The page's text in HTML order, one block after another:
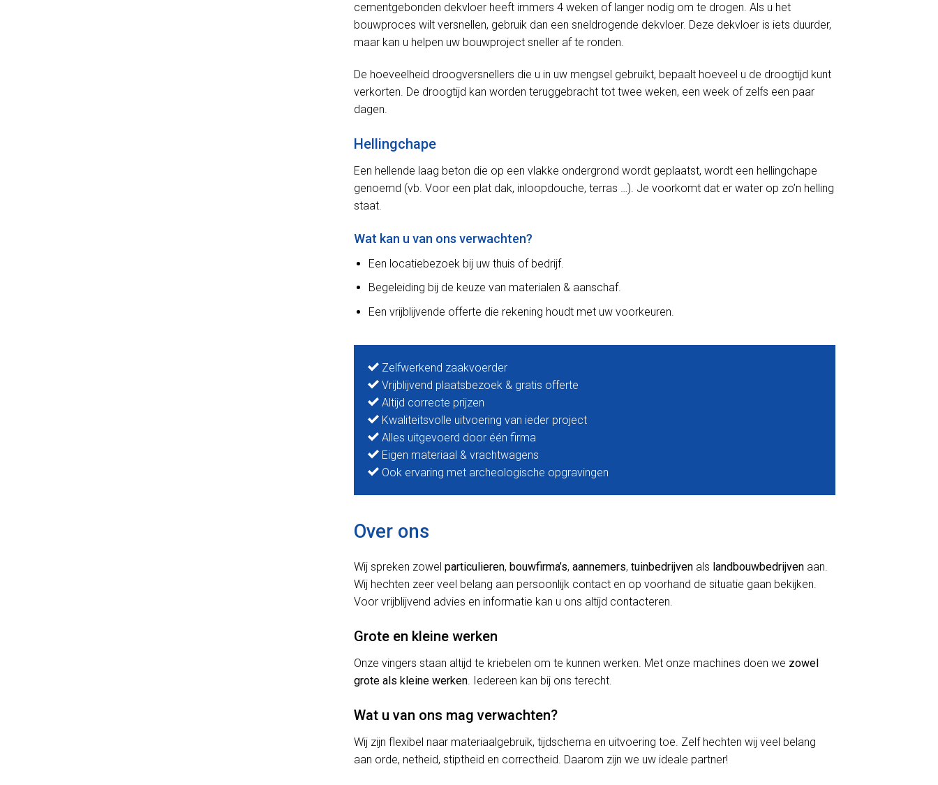
cementgebonden dekvloer heeft immers 4 weken of langer nodig om te drogen. Als u het
bouwproces wilt versnellen, gebruik dan een sneldrogende dekvloer. Deze dekvloer is iets duurder,
maar kan u helpen uw bouwproject sneller af te ronden.
De hoeveelheid droogversnellers die u in uw mengsel gebruikt, bepaalt hoeveel u de droogtijd kunt
verkorten. De droogtijd kan worden teruggebracht tot twee weken, een week of zelfs een paar
dagen.
Hellingchape
Een hellende laag beton die op een vlakke ondergrond wordt geplaatst, wordt een hellingchape
genoemd (vb. Voor een plat dak, inloopdouche, terras …). Je voorkomt dat er water op zo’n helling
staat.
Wat kan u van ons verwachten?
Een locatiebezoek bij uw thuis of bedrijf.
Begeleiding bij de keuze van materialen & aanschaf.
Een vrijblijvende offerte die rekening houdt met uw voorkeuren.
Zelfwerkend zaakvoerder
Vrijblijvend plaatsbezoek & gratis offerte
Altijd correcte prijzen
Kwaliteitsvolle uitvoering van ieder project
Alles uitgevoerd door één firma
Eigen materiaal & vrachtwagens
Ook ervaring met archeologische opgravingen
Over ons
Wij spreken zowel particulieren, bouwfirma’s, aannemers, tuinbedrijven als landbouwbedrijven aan.
Wij hechten zeer veel belang aan persoonlijk contact en op voorhand de situatie gaan bekijken.
Voor vrijblijvend advies en informatie kan u ons altijd contacteren.
Grote en kleine werken
Onze vingers staan altijd te kriebelen om te kunnen werken. Met onze machines doen we zowel
grote als kleine werken. Iedereen kan bij ons terecht.
Wat u van ons mag verwachten?
Wij zijn flexibel naar materiaalgebruik, tijdschema en uitvoering toe. Zelf hechten wij veel belang
aan orde, netheid, stiptheid en correctheid. Daarom zijn we uw ideale partner!